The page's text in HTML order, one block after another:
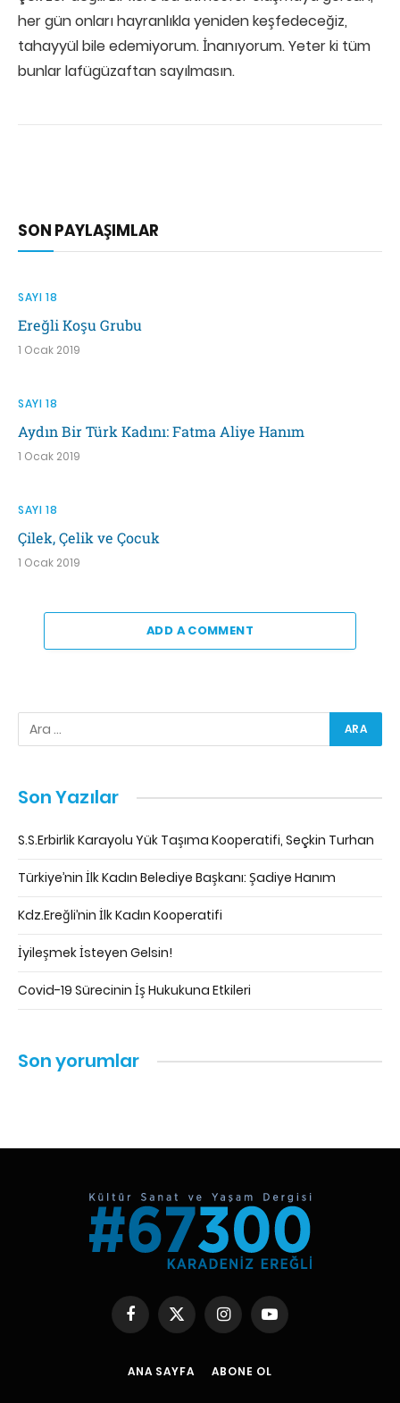
her gün onları hayranlıkla yeniden keşfedeceğiz,
tahayyül bile edemiyorum. İnanıyorum. Yeter ki tüm
bunlar lafügüzaftan sayılmasın.
SON PAYLAŞIMLAR
SAYI 18
Ereğli Koşu Grubu
1 Ocak 2019
SAYI 18
Aydın Bir Türk Kadını: Fatma Aliye Hanım
1 Ocak 2019
SAYI 18
Çilek, Çelik ve Çocuk
1 Ocak 2019
ADD A COMMENT
Son Yazılar
S.S.Erbirlik Karayolu Yük Taşıma Kooperatifi, Seçkin Turhan
Türkiye’nin İlk Kadın Belediye Başkanı: Şadiye Hanım
Kdz.Ereğli’nin İlk Kadın Kooperatifi
İyileşmek İsteyen Gelsin!
Covid-19 Sürecinin İş Hukukuna Etkileri
Son yorumlar
Facebook
X
(Twitter)
InstagramYouTube
ANA SAYFA ABONE OL